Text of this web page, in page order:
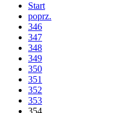
Start
poprz.
346
347
348
349
350
351
352
353